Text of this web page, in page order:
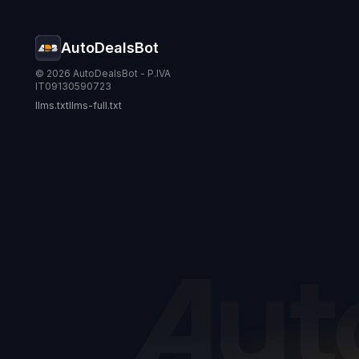
AutoDealsBot
© 2026 AutoDealsBot - P.IVA
IT09130590723
llms.txtllms-full.txt